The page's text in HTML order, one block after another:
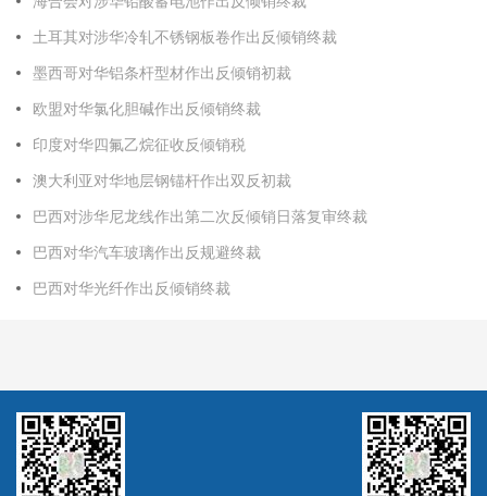
土耳其对涉华冷轧不锈钢板卷作出反倾销终裁
墨西哥对华铝条杆型材作出反倾销初裁
欧盟对华氯化胆碱作出反倾销终裁
印度对华四氟乙烷征收反倾销税
澳大利亚对华地层钢锚杆作出双反初裁
巴西对涉华尼龙线作出第二次反倾销日落复审终裁
巴西对华汽车玻璃作出反规避终裁
巴西对华光纤作出反倾销终裁